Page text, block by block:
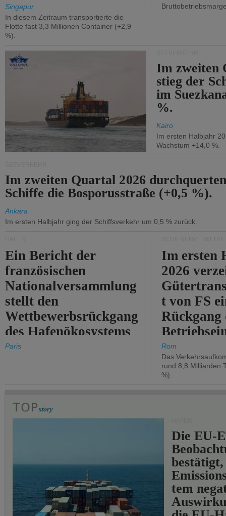
Singapur
In diesem Zeitraum transportierte die
Flotte fast 3,3 Millionen Container (+2,9
%).
Im zweiten
stieg der
im
%.
Kairo
Im ersten Halbjahr
Wachstum +14,0 %.
Im zweiten Quartal 2026
Schiffe die Bosporusstraße (+0,5 %).
Ankara
Im ersten Halbjahr ging der Schiffsverkehr um 0,5 % zurück.
Ein Bericht der
französischen
Nationalversammlung
stellt den
Wettbewerbsrückgang
des Hafenökosystems
des Staates fest.
Paris
Im ersten
2026
t von FS
Rückgang
um 2,7 %.
Rom
Das
rund 8,8 Milliarden
%).
Die EU-
bestätigt,
tem